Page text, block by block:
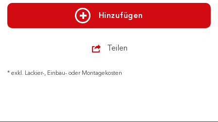
Hinzufügen
Teilen
* exkl. Lackier-, Einbau- oder Montagekosten